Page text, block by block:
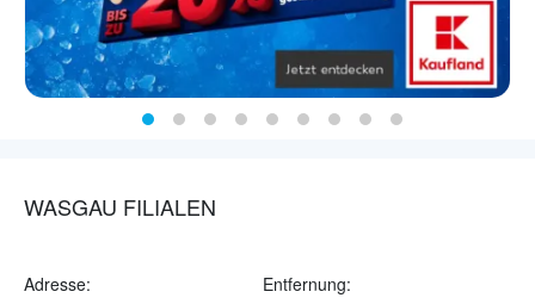
WASGAU FILIALEN
Adresse: Entfernung: